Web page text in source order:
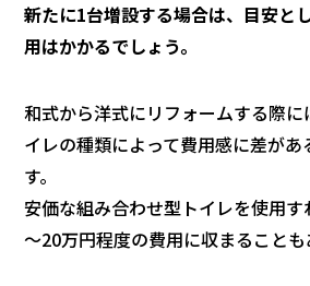
新たに1台増設する場合は、目安と
用はかかるでしょう。
和式から洋式にリフォームする際
イレの種類によって費用感に差が
す。
安価な組み合わせ型トイレを使用
～20万円程度の費用に収まることも